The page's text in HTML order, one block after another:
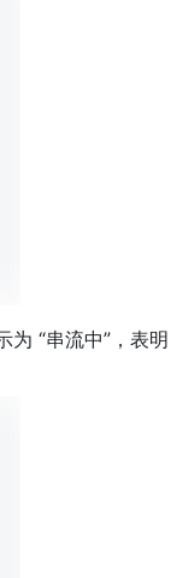
为 “串流中”，表明